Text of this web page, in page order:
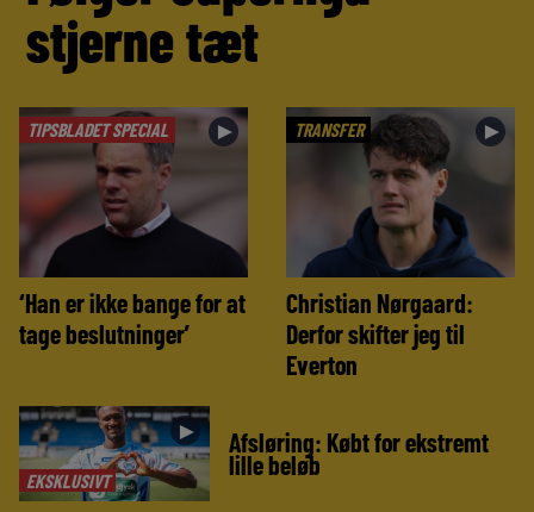
stjerne tæt
TIPSBLADET SPECIAL ►
‘Han er ikke bange for at
tage beslutninger’
TRANSFER ►
Christian Nørgaard:
Derfor skifter jeg til
Everton
EKSKLUSIVT
► Afsløring: Købt for ekstremt
lille beløb